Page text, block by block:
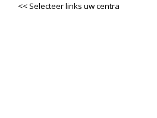
<< Selecteer links uw centra